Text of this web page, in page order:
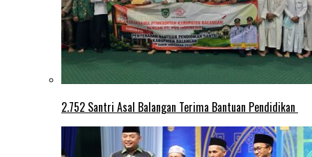
2.752 Santri Asal Balangan Terima Bantuan Pendidikan